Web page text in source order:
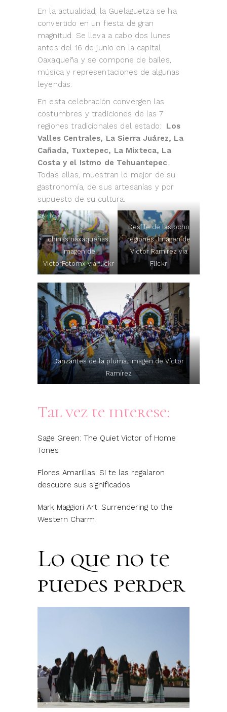
En la actualidad, la Guelaguetza se ha
convertido en un fiesta de gran
magnitud. Se lleva a cabo dos lunes
antes del 16 de junio en la capital
Oaxaqueña y se compone de bailes,
música y representaciones de algunas
leyendas.
En esta celebración convergen las
costumbres y tradiciones de las 7
regiones tradicionales del estado:
Los
Valles Centrales, La Sierra Juárez, La
Cañada, Tuxtepec, La Mixteca, La
Costa y el Istmo de Tehuantepec.
Todas ellas, muestran lo mejor de su
gastronomía, de sus artesanías y por
supuesto de su cultura.
chinas oaxaqueñas.
Imagen de
VictorFotomx vía flickr
Desfile de las ocho
regiones. Imagen de
Víctor Ramírez vía
Flickr
Danzantes de la pluma. Imagen de Víctor
Ramírez
Tal vez te interese:
Sage Green: The Quiet Victor of Home
Tones
Flores Amarillas: Si te las regalaron
descubre sus significados
Mark Maggiori Art: Surrendering to the
Western Charm
Lo que no te
puedes perder